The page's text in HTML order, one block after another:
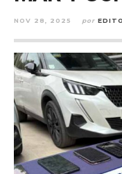
NOV 28, 2025 por